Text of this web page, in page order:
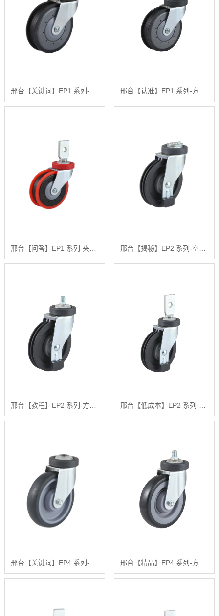
邢台【问答】EP1 系列-夹板式活动固定两刀电梯轮【很重要?】
邢台【教程】EP2 系列-方头丝杆三刀电梯轮【有哪些?】 邢台【低成本】EP2 系列-夹板式活动固定三刀电梯轮【是什么?】